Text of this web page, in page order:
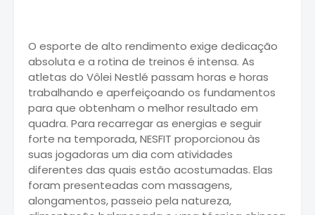
O esporte de alto rendimento exige dedicação
absoluta e a rotina de treinos é intensa. As
atletas do Vôlei Nestlé passam horas e horas
trabalhando e aperfeiçoando os fundamentos
para que obtenham o melhor resultado em
quadra. Para recarregar as energias e seguir
forte na temporada, NESFIT proporcionou às
suas jogadoras um dia com atividades
diferentes das quais estão acostumadas. Elas
foram presenteadas com massagens,
alongamentos, passeio pela natureza,